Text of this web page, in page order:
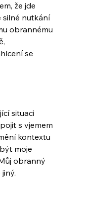
že jde
silné nutkání
obrannému
se
situaci
s vjemem
kontextu
moje
obranný